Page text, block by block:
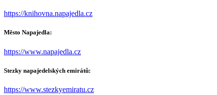
https://knihovna.napajedla.cz
Město Napajedla:
https://www.napajedla.cz
Stezky napajedelských emirátů:
https://www.stezkyemiratu.cz